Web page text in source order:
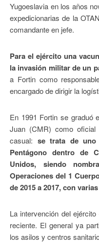
Yugoeslavia en los años
expedicionarias de la
comandante en jefe.
Para el ejército una
la invasión militar de un
a Fortin como
encargado de dirigir la
En 1991 Fortin se graduó
Juan (CMR) como
casual: se trata de uno
Pentágono dentro de
Unidos, siendo
Operaciones del 1
de 2015 a 2017, con
La intervención del
reciente. El general ya
los asilos y centros